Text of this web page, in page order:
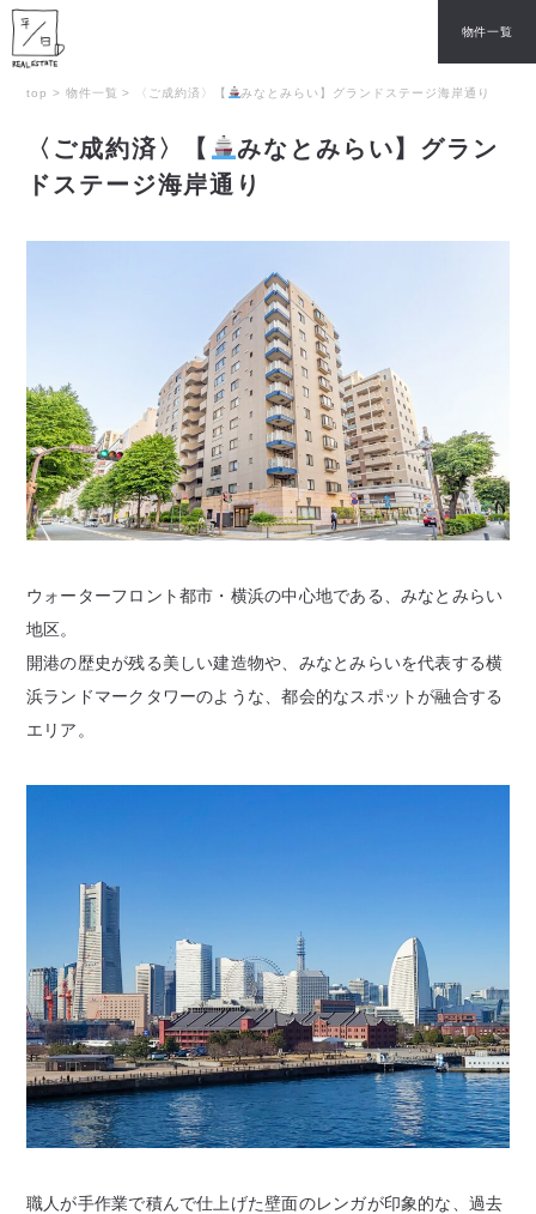
物件一覧
top > 物件一覧 > 〈ご成約済〉【 みなとみらい】グランドステージ海岸通り
〈ご成約済〉【
みなとみらい】グラン
ドステージ海岸通り
ウォーターフロント都市・横浜の中心地である、みなとみらい
地区。
開港の歴史が残る美しい建造物や、みなとみらいを代表する横
浜ランドマークタワーのような、都会的なスポットが融合する
エリア。
職人が手作業で積んで仕上げた壁面のレンガが印象的な、過去